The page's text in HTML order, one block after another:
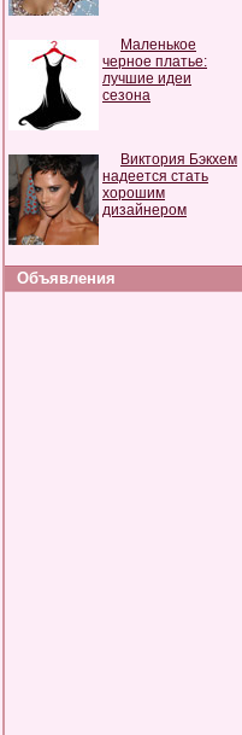
Маленькое
черное платье:
лучшие идеи
сезона
Виктория Бэкхем
надеется стать
хорошим
дизайнером
Объявления